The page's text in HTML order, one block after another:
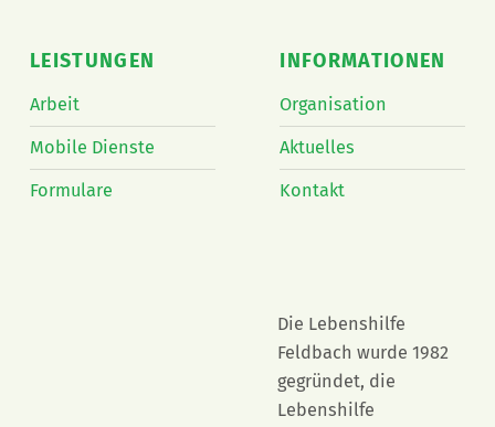
LEISTUNGEN
Arbeit
Mobile Dienste
Formulare
INFORMATIONEN
Organisation
Aktuelles
Kontakt
Die Lebenshilfe
Feldbach wurde 1982
gegründet, die
Lebenshilfe